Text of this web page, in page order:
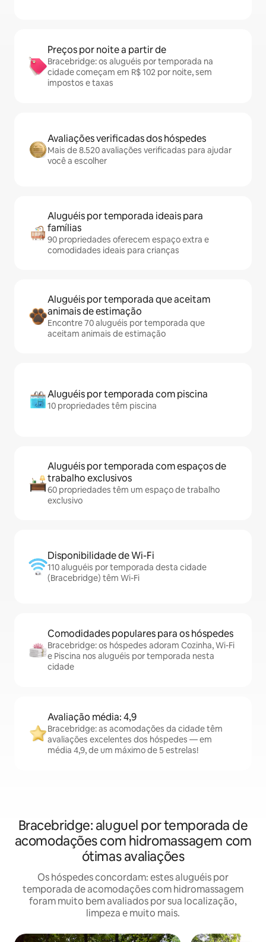
Preços por noite a partir de
Bracebridge: os aluguéis por temporada na
cidade começam em R$ 102 por noite, sem
impostos e taxas
Avaliações verificadas dos hóspedes
Mais de 8.520 avaliações verificadas para ajudar
você a escolher
Aluguéis por temporada ideais para
famílias
90 propriedades oferecem espaço extra e
comodidades ideais para crianças
Aluguéis por temporada que aceitam
animais de estimação
Encontre 70 aluguéis por temporada que
aceitam animais de estimação
Aluguéis por temporada com piscina
10 propriedades têm piscina
Aluguéis por temporada com espaços de
trabalho exclusivos
60 propriedades têm um espaço de trabalho
exclusivo
Disponibilidade de Wi-Fi
110 aluguéis por temporada desta cidade
(Bracebridge) têm Wi-Fi
Comodidades populares para os hóspedes
Bracebridge: os hóspedes adoram Cozinha, Wi-Fi
e Piscina nos aluguéis por temporada nesta
cidade
Avaliação média: 4,9
Bracebridge: as acomodações da cidade têm
avaliações excelentes dos hóspedes — em
média 4,9, de um máximo de 5 estrelas!
Bracebridge: aluguel por temporada de
acomodações com hidromassagem com
ótimas avaliações
Os hóspedes concordam: estes aluguéis por
temporada de acomodações com hidromassagem
foram muito bem avaliados por sua localização,
limpeza e muito mais.